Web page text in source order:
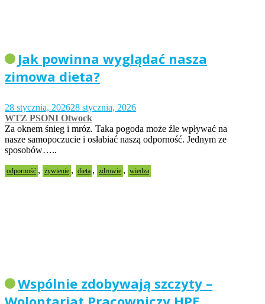
Jak powinna wyglądać nasza
zimowa dieta?
28 stycznia, 202628 stycznia, 2026
WTZ PSONI Otwock
Za oknem śnieg i mróz. Taka pogoda może źle wpływać na
nasze samopoczucie i osłabiać naszą odporność. Jednym ze
sposobów…..
odporność , żywienie , dieta , zdrowie , wiedza
Wspólnie zdobywają szczyty –